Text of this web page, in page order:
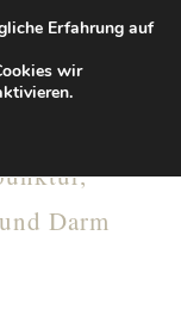
Darm
Erfahrung auf
wir